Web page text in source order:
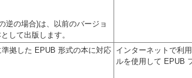
逆の場合)は、以前のバージョ
して出版します。
拠した EPUB 形式の本に対応
インターネットで利
ルを使用して EPUB